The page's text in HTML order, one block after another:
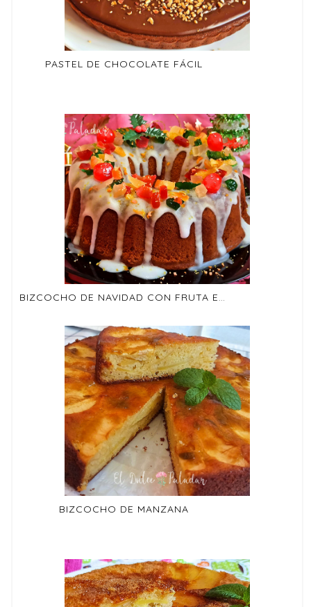
PASTEL DE CHOCOLATE FÁCIL
BIZCOCHO DE NAVIDAD CON FRUTA ESCARCHADA
BIZCOCHO DE MANZANA